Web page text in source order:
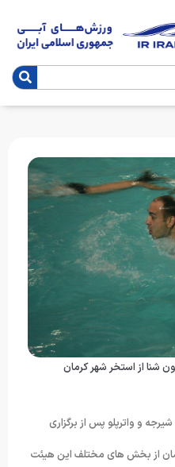
شنا از استخر شهر کرمان
و واترپلو پس از برگزاری
از بخش های مختلف این هیئت